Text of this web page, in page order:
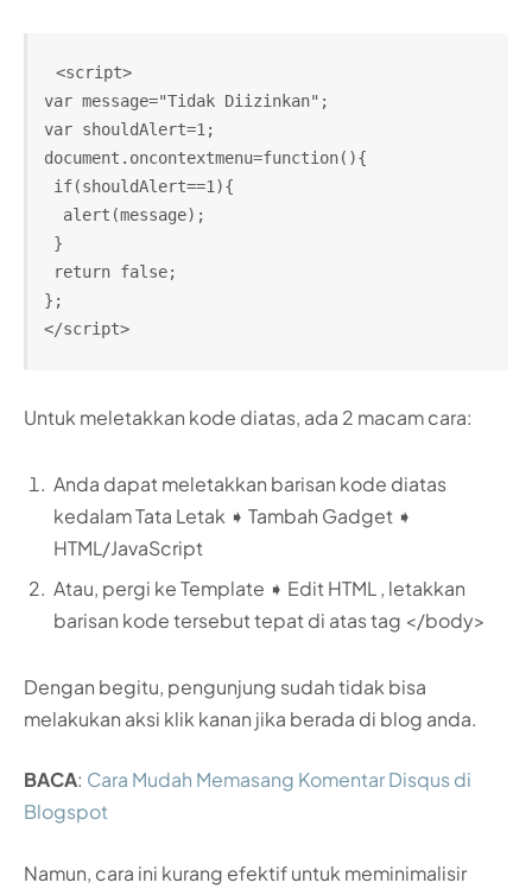
<script>
var message="Tidak Diizinkan";
var shouldAlert=1;
document.oncontextmenu=function(){
if(shouldAlert==1){
  alert(message);
}
return false;
};
</script>
Untuk meletakkan kode diatas, ada 2 macam cara:
Anda dapat meletakkan barisan kode diatas
kedalam Tata Letak ➧ Tambah Gadget ➧
HTML/JavaScript
Atau, pergi ke Template ➧ Edit HTML , letakkan
barisan kode tersebut tepat di atas tag </body>
Dengan begitu, pengunjung sudah tidak bisa
melakukan aksi klik kanan jika berada di blog anda.
BACA: Cara Mudah Memasang Komentar Disqus di
Blogspot
Namun, cara ini kurang efektif untuk meminimalisir